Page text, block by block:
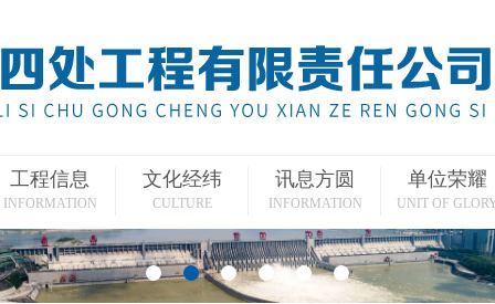
工程信息
INFORMATION
文化经纬
CULTURE
讯息方圆
INFORMATION
单位荣耀
UNIT OF